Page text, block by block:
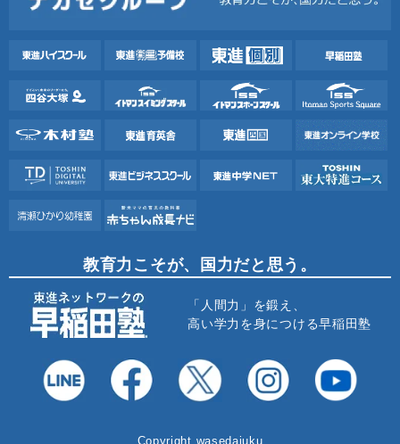
教育力こそが、国力だと思う。
「人間力」を鍛え、
高い学力を身につける早稲田塾
Copyright wasedajuku